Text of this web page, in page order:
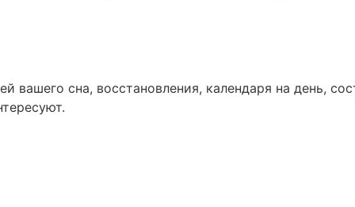
вашего сна, восстановления, календаря на день,